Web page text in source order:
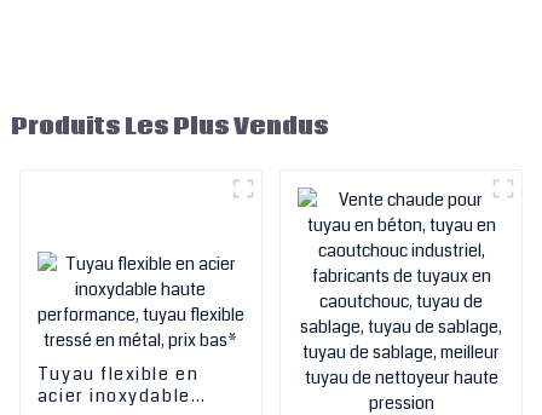
Produits Les Plus Vendus
Tuyau flexible en
acier inoxydable